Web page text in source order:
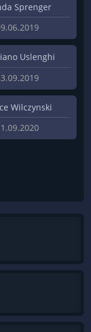
Sprenger
Uslenghi
Wilczynski